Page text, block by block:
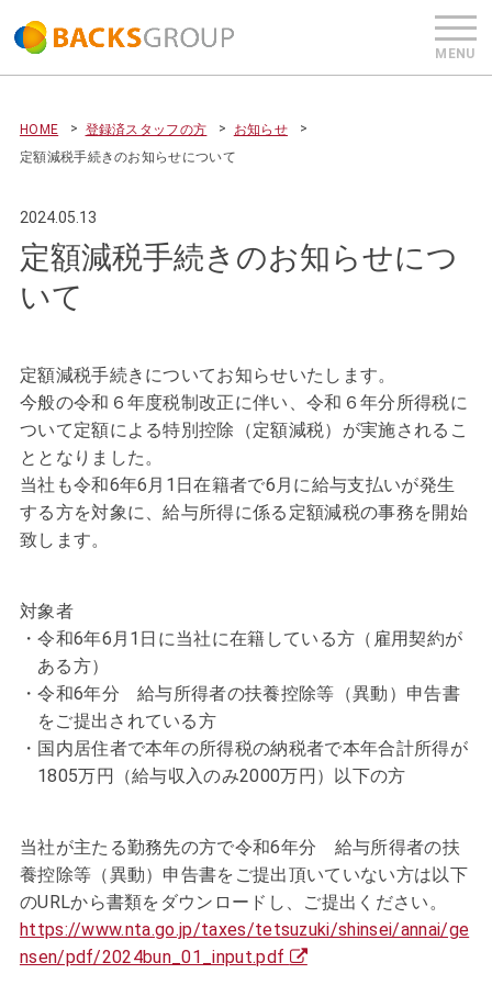
HOME 登録済スタッフの方
お知らせ
定額減税手続きのお知らせについて
2024.05.13
定額減税手続きのお知らせにつ
いて
定額減税手続きについてお知らせいたします。
今般の令和６年度税制改正に伴い、令和６年分所得税に
ついて定額による特別控除（定額減税）が実施されるこ
ととなりました。
当社も令和6年6月1日在籍者で6月に給与支払いが発生
する方を対象に、給与所得に係る定額減税の事務を開始
致します。
対象者
令和6年6月1日に当社に在籍している方（雇用契約が
ある方）
令和6年分 給与所得者の扶養控除等（異動）申告書
をご提出されている方
国内居住者で本年の所得税の納税者で本年合計所得が
1805万円（給与収入のみ2000万円）以下の方
当社が主たる勤務先の方で令和6年分 給与所得者の扶
養控除等（異動）申告書をご提出頂いていない方は以下
のURLから書類をダウンロードし、ご提出ください。
https://www.nta.go.jp/taxes/tetsuzuki/shinsei/annai/ge
nsen/pdf/2024bun_01_input.pdf